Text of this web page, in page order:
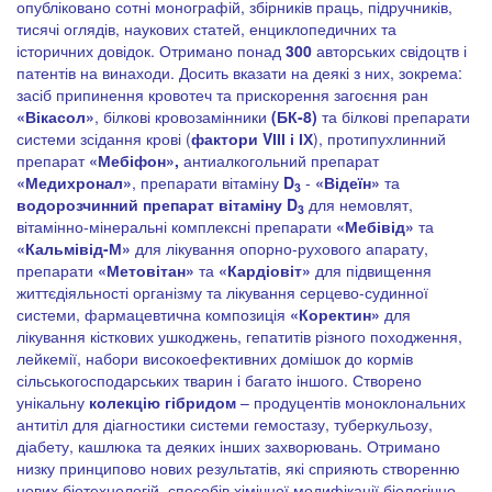
опубліковано сотні монографій, збірників праць, підручників,
тисячі оглядів, наукових статей, енциклопедичних та
історичних довідок. Отримано понад 300 авторських свідоцтв і
патентів на винаходи. Досить вказати на деякі з них, зокрема:
засіб припинення кровотеч та прискорення загоєння ран
«Вікасол», білкові кровозамінники (БК-8) та білкові препарати
системи зсідання крові (фактори VІІІ і ІХ), протипухлинний
препарат «Мебіфон», антиалкогольний препарат
«Медихронал», препарати вітаміну D3 - «Відеїн» та
водорозчинний препарат вітаміну D3 для немовлят,
вітамінно-мінеральні комплексні препарати «Мебівід» та
«Кальмівід-М» для лікування опорно-рухового апарату,
препарати «Метовітан» та «Кардіовіт» для підвищення
життєдіяльності організму та лікування серцево-судинної
системи, фармацевтична композиція «Коректин» для
лікування кісткових ушкоджень, гепатитів різного походження,
лейкемії, набори високоефективних домішок до кормів
сільськогосподарських тварин і багато іншого. Створено
унікальну колекцію гібридом – продуцентів моноклональних
антитіл для діагностики системи гемостазу, туберкульозу,
діабету, кашлюка та деяких інших захворювань. Отримано
низку принципово нових результатів, які сприяють створенню